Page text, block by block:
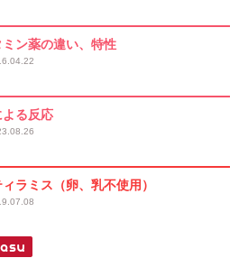
ン薬の違い、特性
る反応
ラミス（卵、乳不使用）